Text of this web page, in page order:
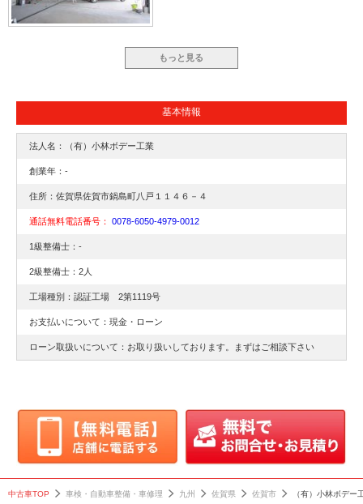
もっと見る
基本情報
法人名：（有）小林ボデー工業
創業年：-
住所：佐賀県佐賀市鍋島町八戸１１４６－４
通話無料電話番号： 0078-6050-4979-0012
1級整備士：-
2級整備士：2人
工場種別：認証工場 2第1119号
お支払いについて：現金・ローン
ローン取扱いについて：お取り扱いしております。まずはご相談下さい
中古車TOP 車検・自動車整備・車修理 九州 佐賀県 佐賀市 （有）小林ボデー